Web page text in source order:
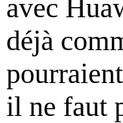
avec
déjà
il ne faut